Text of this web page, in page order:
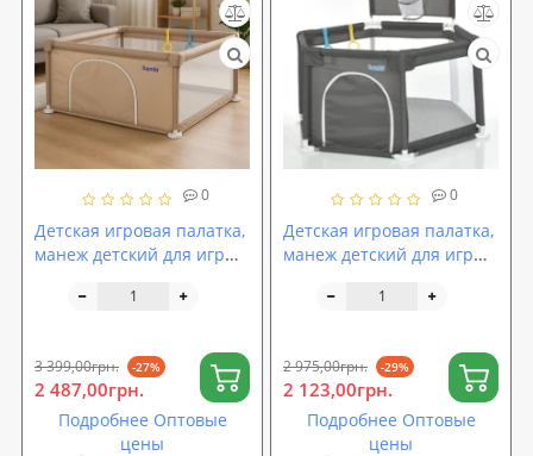
0
Детская игровая палатка,
манеж детский для игр
Profi (MR 1339)
3 399,00грн. -27%
2 487,00грн.
Подробнее Оптовые
цены
0
Детская игровая палатка,
манеж детский для игр
баскетбольным кольцом
2 975,00грн. -29%
2 123,00грн.
Подробнее Оптовые
цены